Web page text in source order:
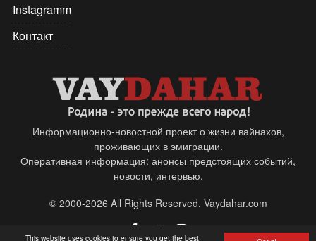
This website uses cookies to ensure you get the best
Instagramm
Контакт
Информационно-новостной проект о жизни вайнахов,
проживающих в эмиграции.
Оперативная информация: анонсы предстоящих событий,
новости, интервью.
© 2000-2026 All Rights Reserved. Vaydahar.com